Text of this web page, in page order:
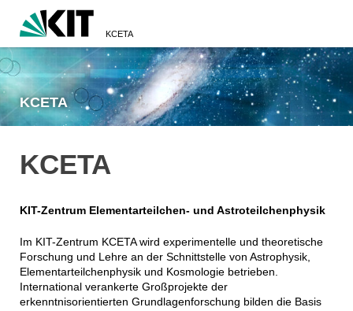
KCETA
KCETA
KCETA
KIT-Zentrum Elementarteilchen- und Astroteilchenphysik
Im KIT-Zentrum KCETA wird experimentelle und theoretische
Forschung und Lehre an der Schnittstelle von Astrophysik,
Elementarteilchenphysik und Kosmologie betrieben.
International verankerte Großprojekte der
erkenntnisorientierten Grundlagenforschung bilden die Basis